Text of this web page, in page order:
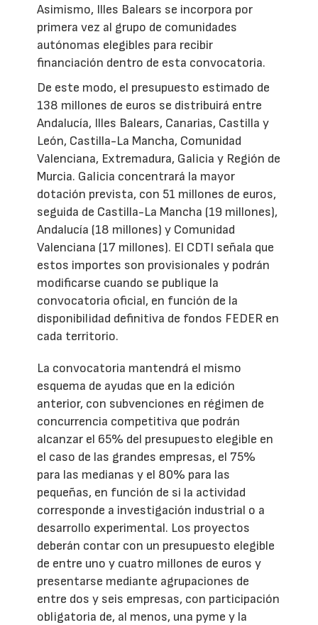
Asimismo, Illes Balears se incorpora por
primera vez al grupo de comunidades
autónomas elegibles para recibir
financiación dentro de esta convocatoria.
De este modo, el presupuesto estimado de
138 millones de euros se distribuirá entre
Andalucía, Illes Balears, Canarias, Castilla y
León, Castilla-La Mancha, Comunidad
Valenciana, Extremadura, Galicia y Región de
Murcia. Galicia concentrará la mayor
dotación prevista, con 51 millones de euros,
seguida de Castilla-La Mancha (19 millones),
Andalucía (18 millones) y Comunidad
Valenciana (17 millones). El CDTI señala que
estos importes son provisionales y podrán
modificarse cuando se publique la
convocatoria oficial, en función de la
disponibilidad definitiva de fondos FEDER en
cada territorio.
La convocatoria mantendrá el mismo
esquema de ayudas que en la edición
anterior, con subvenciones en régimen de
concurrencia competitiva que podrán
alcanzar el 65% del presupuesto elegible en
el caso de las grandes empresas, el 75%
para las medianas y el 80% para las
pequeñas, en función de si la actividad
corresponde a investigación industrial o a
desarrollo experimental. Los proyectos
deberán contar con un presupuesto elegible
de entre uno y cuatro millones de euros y
presentarse mediante agrupaciones de
entre dos y seis empresas, con participación
obligatoria de, al menos, una pyme y la